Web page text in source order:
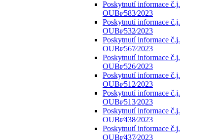
Poskytnutí informace č.j.
OUBr⁄583⁄2023
Poskytnutí informace č.j.
OUBr⁄532⁄2023
Poskytnutí informace č.j.
OUBr⁄567⁄2023
Poskytnutí informace č.j.
OUBr⁄526⁄2023
Poskytnutí informace č.j.
OUBr⁄512⁄2023
Poskytnutí informace č.j.
OUBr⁄513⁄2023
Poskytnutí informace č.j.
OUBr⁄438⁄2023
Poskytnutí informace č.j.
OUBr⁄437⁄2023